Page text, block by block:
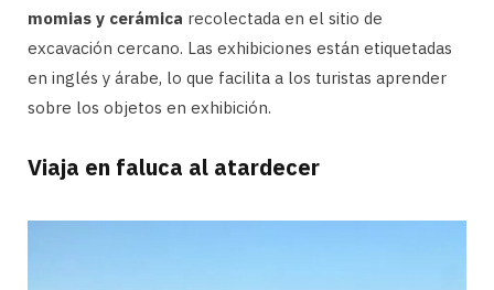
momias y cerámica recolectada en el sitio de
excavación cercano. Las exhibiciones están etiquetadas
en inglés y árabe, lo que facilita a los turistas aprender
sobre los objetos en exhibición.
Viaja en faluca al atardecer